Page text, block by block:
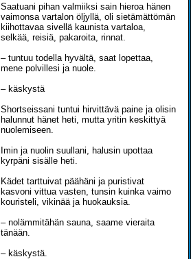
Saatuani pihan valmiiksi sain hieroa hänen
vaimonsa vartalon öljyllä, oli sietämättömän
kiihottavaa sivellä kaunista vartaloa,
selkää, reisiä, pakaroita, rinnat.
– tuntuu todella hyvältä, saat lopettaa,
mene polvillesi ja nuole.
– käskystä
Shortseissani tuntui hirvittävä paine ja olisin
halunnut hänet heti, mutta yritin keskittyä
nuolemiseen.
Imin ja nuolin suullani, halusin upottaa
kyrpäni sisälle heti.
Kädet tarttuivat päähäni ja puristivat
kasvoni vittua vasten, tunsin kuinka vaimo
kouristeli, vikinää ja huokauksia.
– nolämmitähän sauna, saame vieraita
tänään.
– käskystä.